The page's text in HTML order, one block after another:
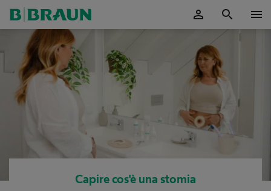
person search menu
Capire cos'è una stomia